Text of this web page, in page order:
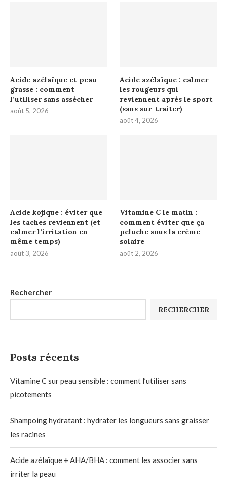
Rechercher
RECHERCHER
Posts récents
Vitamine C sur peau sensible : comment l’utiliser sans
picotements
Shampoing hydratant : hydrater les longueurs sans graisser
les racines
Acide azélaïque + AHA/BHA : comment les associer sans
irriter la peau
Acide azélaïque et peau
grasse : comment
l’utiliser sans assécher
août 5, 2026
Acide azélaïque : calmer
les rougeurs qui
reviennent après le sport
(sans sur-traiter)
août 4, 2026
Acide kojique : éviter que
les taches reviennent (et
calmer l’irritation en
même temps)
août 3, 2026
Vitamine C le matin :
comment éviter que ça
peluche sous la crème
solaire
août 2, 2026